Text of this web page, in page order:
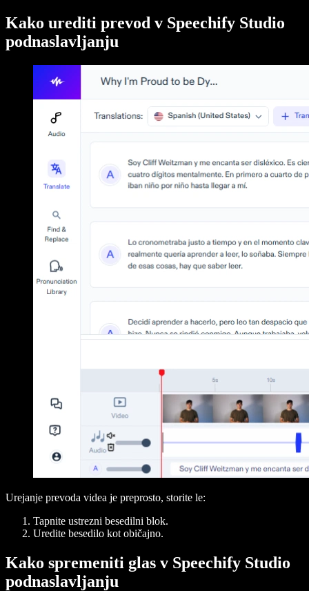
Kako urediti prevod v Speechify Studio
podnaslavljanju
Urejanje prevoda videa je preprosto, storite le:
Tapnite ustrezni besedilni blok.
Uredite besedilo kot običajno.
Kako spremeniti glas v Speechify Studio
podnaslavljanju